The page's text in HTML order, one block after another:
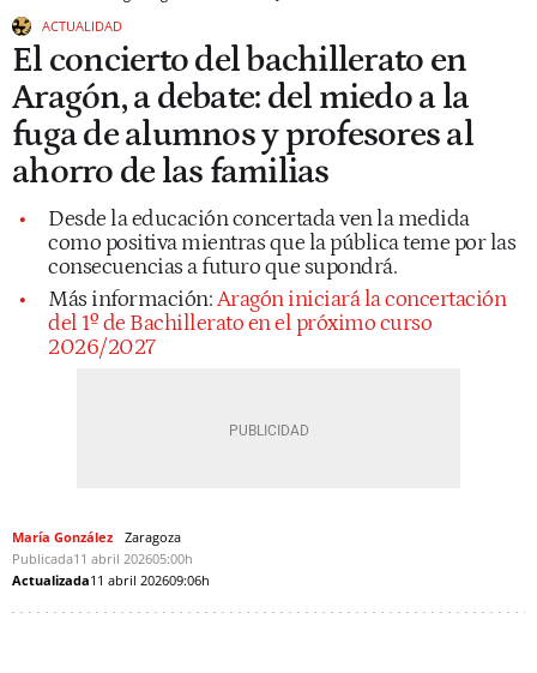
ACTUALIDAD
El concierto del bachillerato en
Aragón, a debate: del miedo a la
fuga de alumnos y profesores al
ahorro de las familias
Desde la educación concertada ven la medida
como positiva mientras que la pública teme por las
consecuencias a futuro que supondrá.
Más información:Aragón iniciará la concertación
del 1º de Bachillerato en el próximo curso
2026/2027
María González
Zaragoza
Publicada11 abril 202605:00h
Actualizada11 abril 202609:06h